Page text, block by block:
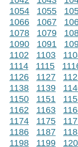
1054
1055
1066
1067
1078
1079
1090
1091
1102
1103
1114
1115
1126
1127
1138
1139
1150
1151
1162
1163
1174
1175
1186
1187
1198
1199